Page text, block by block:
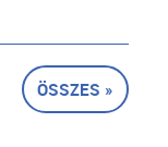
ÖSSZES »